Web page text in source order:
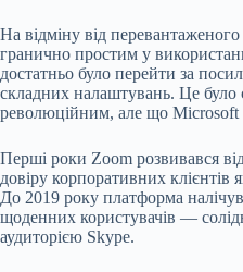
На відміну від
гранично простим у
достатньо було перейти за
складних налаштувань. Це
революційним, але що Microsoft
Перші роки Zoom розвивався
довіру корпоративних клієнтів
До 2019 року платформа
щоденних користувачів —
аудиторією Skype.